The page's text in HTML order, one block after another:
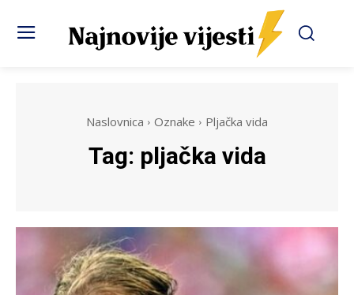
Naslovnica Oznake Pljačka vida
Tag: pljačka vida